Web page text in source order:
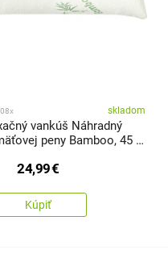
skladom
vankúš Náhradný
peny Bamboo, 45 x
24,99€
Kúpiť